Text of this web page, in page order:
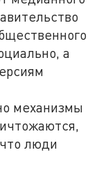
а
механизмы
люди